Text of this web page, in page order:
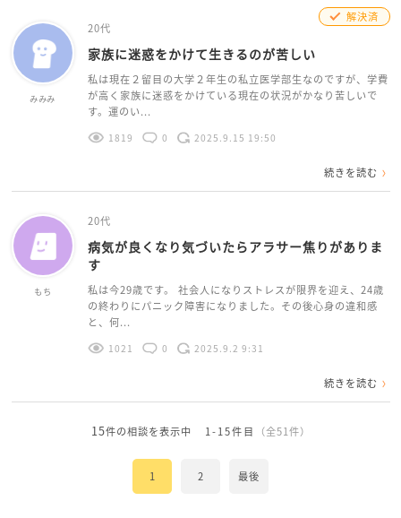
みみみ
解決済
20代
家族に迷惑をかけて生きるのが苦しい
私は現在２留目の大学２年生の私立医学部生なのですが、学費
が高く家族に迷惑をかけている現在の状況がかなり苦しいで
す。運のい...
1819 0 2025.9.15 19:50
続きを読む
もち
20代
病気が良くなり気づいたらアラサー焦りがありま
す
私は今29歳です。 社会人になりストレスが限界を迎え、24歳
の終わりにパニック障害になりました。その後心身の違和感
と、何...
1021 0 2025.9.2 9:31
続きを読む
15件の相談を表示中 1-15件目 （全51件）
1 2 最後